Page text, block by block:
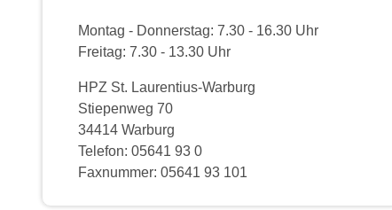
Montag - Donnerstag: 7.30 - 16.30 Uhr
Freitag: 7.30 - 13.30 Uhr
HPZ St. Laurentius-Warburg
Stiepenweg 70
34414 Warburg
Telefon: 05641 93 0
Faxnummer: 05641 93 101